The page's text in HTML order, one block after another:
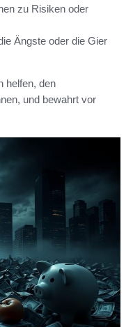
zu Risiken oder
Ängste oder die Gier
helfen, den
und bewahrt vor